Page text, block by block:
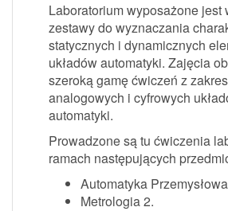
Laboratorium wyposażone jest
zestawy do wyznaczania
statycznych i dynamicznych
układów automatyki. Zajęcia
szeroką gamę ćwiczeń z
analogowych i cyfrowych
automatyki.
Prowadzone są tu ćwiczenia
ramach następujących
Automatyka
Metrologia 2.